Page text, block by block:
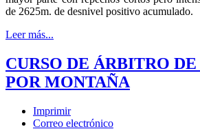
de 2625m. de desnivel positivo acumulado.
Leer más...
CURSO DE ÁRBITRO
POR MONTAÑA
Imprimir
Correo electrónico